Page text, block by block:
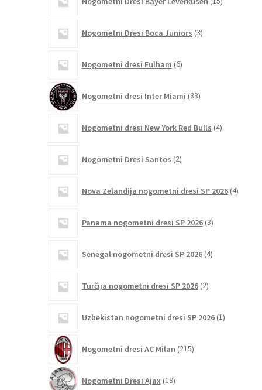
izdelkov
Nogometni Dresi Boca Juniors 3izdelki
Nogometni dresi Fulham 6izdelkov
Nogometni dresi Inter Miami 83izdelkov
Nogometni dresi New York Red Bulls 4izdelki
Nogometni Dresi Santos 2izdelka
Nova Zelandija nogometni dresi SP 2026 4izdelki
Panama nogometni dresi SP 2026 3izdelki
Senegal nogometni dresi SP 2026 4izdelki
Turčija nogometni dresi SP 2026 2izdelka
Uzbekistan nogometni dresi SP 2026 1izdelek
Nogometni dresi AC Milan 215izdelkov
Nogometni Dresi Ajax 19izdelkov